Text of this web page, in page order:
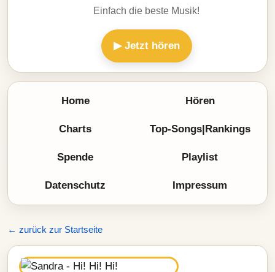
Einfach die beste Musik!
▶ Jetzt hören
Home Hören
Charts Top-Songs|Rankings
Spende Playlist
Datenschutz Impressum
← zurück zur Startseite